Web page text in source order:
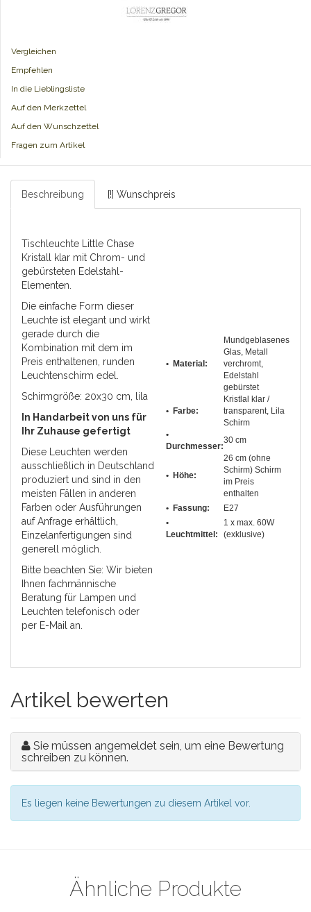
Vergleichen
Empfehlen
In die Lieblingsliste
Auf den Merkzettel
Auf den Wunschzettel
Fragen zum Artikel
Beschreibung [!] Wunschpreis
Tischleuchte Little Chase
Kristall klar mit Chrom- und
gebürsteten Edelstahl-
Elementen.
Die einfache Form dieser
Leuchte ist elegant und wirkt
gerade durch die
Kombination mit dem im
Preis enthaltenen, runden
Leuchtenschirm edel.
Schirmgröße: 20x30 cm, lila
In Handarbeit von uns für
Ihr Zuhause gefertigt
Diese Leuchten werden
ausschließlich in Deutschland
produziert und sind in den
meisten Fällen in anderen
Farben oder Ausführungen
auf Anfrage erhältlich,
Einzelanfertigungen sind
generell möglich.
Bitte beachten Sie: Wir bieten
Ihnen fachmännische
Beratung für Lampen und
Leuchten telefonisch oder
per E-Mail an.
• Material:
Mundgeblasenes
Glas, Metall
verchromt,
Edelstahl
gebürstet
• Farbe:
Kristlal klar /
transparent, Lila
Schirm
•
Durchmesser:
30 cm
• Höhe:
26 cm (ohne
Schirm) Schirm
im Preis
enthalten
• Fassung:
E27
•
Leuchtmittel:
1 x max. 60W
(exklusive)
Artikel bewerten
Sie müssen angemeldet sein, um eine Bewertung
schreiben zu können.
Es liegen keine Bewertungen zu diesem Artikel vor.
Ähnliche Produkte